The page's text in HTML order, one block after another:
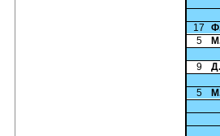
17
5
9
5